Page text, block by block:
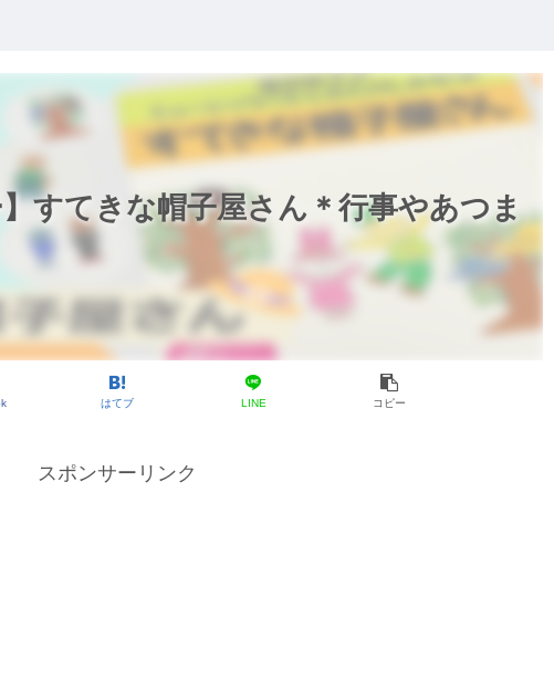
】すてきな帽子屋さん＊行事やあつま
はてブ LINE コピー
スポンサーリンク